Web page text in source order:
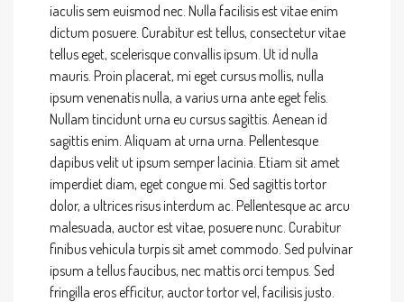
iaculis sem euismod nec. Nulla facilisis est vitae enim
dictum posuere. Curabitur est tellus, consectetur vitae
tellus eget, scelerisque convallis ipsum. Ut id nulla
mauris. Proin placerat, mi eget cursus mollis, nulla
ipsum venenatis nulla, a varius urna ante eget felis.
Nullam tincidunt urna eu cursus sagittis. Aenean id
sagittis enim. Aliquam at urna urna. Pellentesque
dapibus velit ut ipsum semper lacinia. Etiam sit amet
imperdiet diam, eget congue mi. Sed sagittis tortor
dolor, a ultrices risus interdum ac. Pellentesque ac arcu
malesuada, auctor est vitae, posuere nunc. Curabitur
finibus vehicula turpis sit amet commodo. Sed pulvinar
ipsum a tellus faucibus, nec mattis orci tempus. Sed
fringilla eros efficitur, auctor tortor vel, facilisis justo.